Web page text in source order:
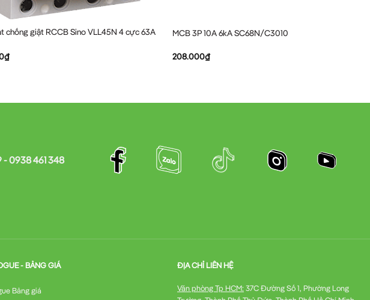
chống giật RCCB Sino VLL45N 4 cực 63A
₫
MCB 3P 10A 6kA SC68N/C3010
208.000₫
0938 461 348
- BẢNG GIÁ
Bảng giá
ĐỊA CHỈ LIÊN HỆ
Văn phòng Tp HCM: 37C Đường Số 1, Phường Long